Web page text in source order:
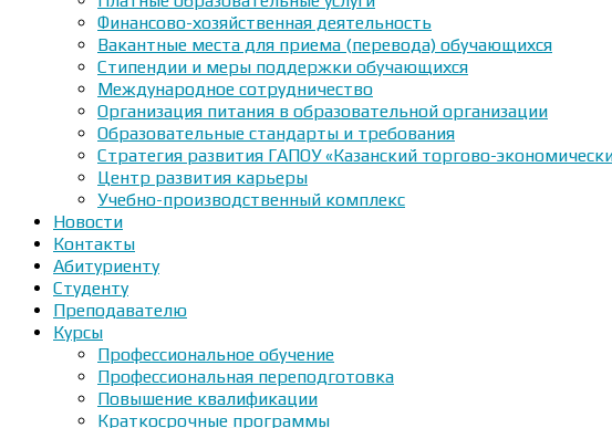
Финансово-хозяйственная деятельность
Вакантные места для приема (перевода) обучающихся
Стипендии и меры поддержки обучающихся
Международное сотрудничество
Организация питания в образовательной организации
Образовательные стандарты и требования
Стратегия развития ГАПОУ «Казанский торгово-
Центр развития карьеры
Учебно-производственный комплекс
Новости
Контакты
Абитуриенту
Студенту
Преподавателю
Курсы
Профессиональное обучение
Профессиональная переподготовка
Повышение квалификации
Краткосрочные программы